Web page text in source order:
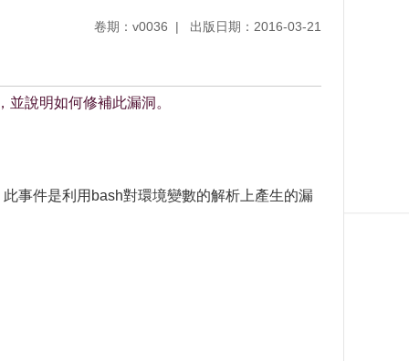
卷期：v0036 出版日期：2016-03-21
說明如何修補此漏洞。
事件是利用bash對環境變數的解析上產生的漏